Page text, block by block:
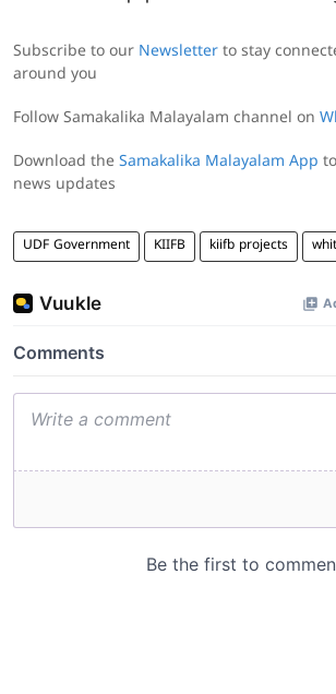
Subscribe to our Newsletter to stay
around you
Follow Samakalika Malayalam channel on
Download the Samakalika Malayalam App
news updates
UDF Government KIIFB kiifb projects